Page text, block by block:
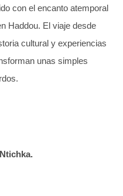
con el encanto atemporal
Haddou. El viaje desde
cultural y experiencias
unas simples